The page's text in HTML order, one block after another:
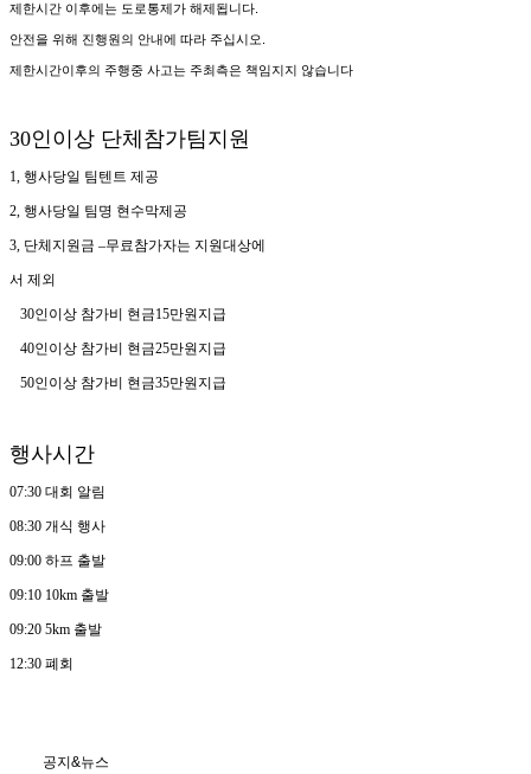
제한시간 이후에는 도로통제가 해제됩니다
안전을 위해 진행원의 안내에 따라 주십시오
제한시간이후의 주행중 사고는 주최측은 책임지지 않습니다
30인이상 단체참가팀지원
1, 행사당일 팀텐트 제공
2, 행사당일 팀명 현수막제공
3, 단체지원금 –무료참가자는 지원대상에
서 제외
30인이상 참가비 현금15만원지급
40인이상 참가비 현금25만원지급
50인이상 참가비 현금35만원지급
행사시간
07:30 대회 알림
08:30 개식 행사
09:00 하프 출발
09:10 10km 출발
09:20 5km 출발
12:30 폐회
공지&뉴스